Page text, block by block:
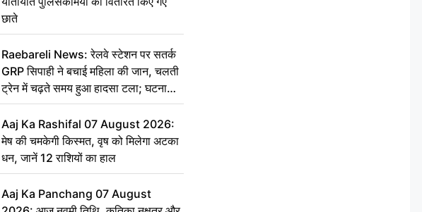
छाते
Raebareli News: रेलवे स्टेशन पर सतर्क
GRP सिपाही ने बचाई महिला की जान, चलती
ट्रेन में चढ़ते समय हुआ हादसा टला; घटना
CCTV में कैद
Aaj Ka Rashifal 07 August 2026:
मेष की चमकेगी किस्मत, वृष को मिलेगा अटका
धन, जानें 12 राशियों का हाल
Aaj Ka Panchang 07 August